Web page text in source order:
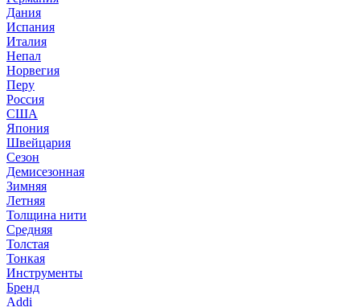
Дания
Испания
Италия
Непал
Норвегия
Перу
Россия
США
Япония
Швейцария
Сезон
Демисезонная
Зимняя
Летняя
Толщина нити
Средняя
Толстая
Тонкая
Инструменты
Бренд
Addi